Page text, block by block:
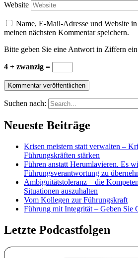
Website
Name, E-Mail-Adresse und Website
meinen nächsten Kommentar speichern.
Bitte geben Sie eine Antwort in Ziffern
4 + zwanzig =
Suchen nach:
Neueste Beiträge
Krisen meistern statt verwalten –
Führungskräften stärken
Führen anstatt Herumlavieren. Es
Führungsverantwortung zu
Ambiguitätstoleranz – die
Situationen auszuhalten
Vom Kollegen zur Führungskraft
Führung mit Integrität – Geben Sie
Letzte Podcastfolgen